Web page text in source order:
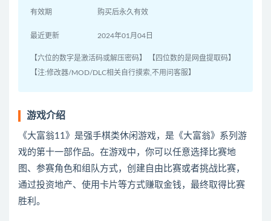
有效期 购买后永久有效
最近更新 2024年01月04日
【六位的数字是激活码或解压密码】 【四位数的是网盘提取码】
【注:修改器/MOD/DLC相关自行摸索,不用问客服】
游戏介绍
《大富翁11》是强手棋类休闲游戏，是《大富翁》系列游
戏的第十一部作品。在游戏中，你可以任意选择比赛地
图、参赛角色和组队方式，创建自由比赛或者挑战比赛，
通过投资地产、使用卡片等方式赚取金钱，最终取得比赛
胜利。